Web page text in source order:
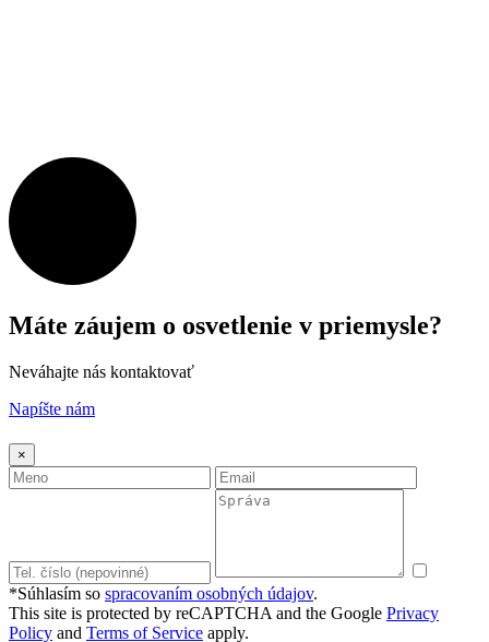
Máte záujem o osvetlenie v priemysle?
Neváhajte nás kontaktovať
Napíšte nám
×
*Súhlasím so spracovaním osobných údajov.
This site is protected by reCAPTCHA and the Google Privacy
Policy and Terms of Service apply.